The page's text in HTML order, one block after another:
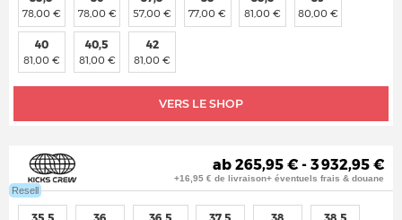
VERS LE SHOP
78,00 € 78,00 € 57,00 € 77,00 € 81,00 € 80,00 €
40
81,00 €
40,5
81,00 €
42
81,00 €
Resell
ab 265,95 € - 3 932,95 €
+16,95 € de livraison+ éventuels frais & douane